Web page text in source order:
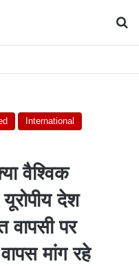
International
वैश्विक
देश
वापसी पर
मांग रहे